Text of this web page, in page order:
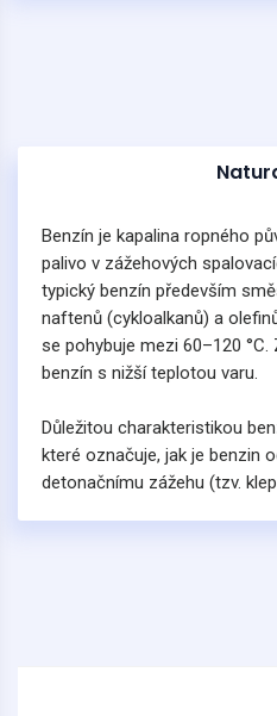
Benzín je kapalina ropného
palivo v zážehových
typický benzín především
naftenů (cykloalkanů) a
se pohybuje mezi 60–120
benzín s nižší teplotou varu.
Důležitou charakteristikou
které označuje, jak je benzin
detonačnímu zážehu (tzv.